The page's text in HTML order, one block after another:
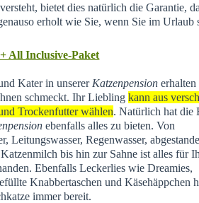
bietet dies natürlich die Garantie,
erholt wie Sie, wenn Sie im Urlaub
All Inclusive-Paket
Kater in unserer Katzenpension
schmeckt. Ihr Lieblingkann aus
Trockenfutter wählen. Natürlich hat die
ebenfalls alles zu bieten. Von
Leitungswasser, Regenwasser,
Katzenmilch bis hin zur Sahne ist alles für
Ebenfalls Leckerlies wie Dreamies,
Knabbertaschen und Käsehäppchen
immer bereit.